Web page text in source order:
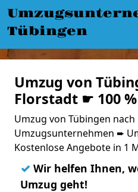
Tübingen
Umzug von
Florstadt ☛ 100
Umzug von Tübingen nach
Umzugsunternehmen ➨
Kostenlose Angebote in 1
✓ Wir helfen Ihnen,
Umzug geht!